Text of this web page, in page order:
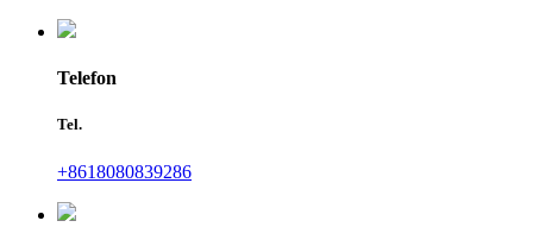
Telefon
Tel.
+8618080839286